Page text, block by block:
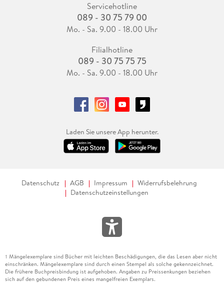
Servicehotline
089 - 30 75 79 00
Mo. - Sa. 9.00 - 18.00 Uhr
Filialhotline
089 - 30 75 75 75
Mo. - Sa. 9.00 - 18.00 Uhr
Laden Sie unsere App herunter.
Datenschutz AGB Impressum
Widerrufsbelehrung
Datenschutzeinstellungen
1 Mängelexemplare sind Bücher mit leichten Beschädigungen, die das Lesen aber nicht
einschränken. Mängelexemplare sind durch einen Stempel als solche gekennzeichnet.
Die frühere Buchpreisbindung ist aufgehoben. Angaben zu Preissenkungen beziehen
sich auf den gebundenen Preis eines mangelfreien Exemplars.